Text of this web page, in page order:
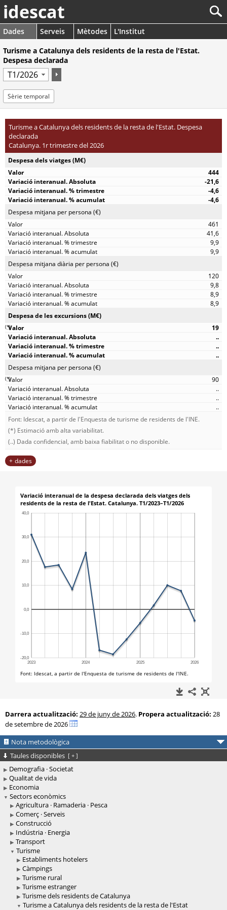
idescat
Dades Serveis Mètodes
L'Institut
Turisme a Catalunya dels residents de la resta de l'Estat.
Despesa declarada
Sèrie temporal
Turisme a Catalunya dels residents de la resta de l'Estat. Despesa
declarada
Catalunya. 1r trimestre del 2026
Despesa dels viatges (M€)
444
-21,6
-4,6
-4,6
Despesa mitjana per persona (€)
461
41,6
9,9
9,9
Despesa mitjana diària per persona (€)
120
9,8
8,9
8,9
Despesa de les excursions (M€)
19
(*)
..
..
..
Despesa mitjana per persona (€)
90
(*)
..
..
..
Font: Idescat, a partir de l'Enquesta de turisme de residents de l'INE.
(*) Estimació amb alta variabilitat.
(..) Dada confidencial, amb baixa fiabilitat o no disponible.
dades
Darrera actualització: 29 de juny de 2026. Propera actualització: 28
de setembre de 2026
Nota metodològica
Taules disponibles [ + ]
Demografia · Societat
Qualitat de vida
Economia
Sectors econòmics
Agricultura · Ramaderia · Pesca
Comerç · Serveis
Construcció
Indústria · Energia
Transport
Turisme
Establiments hotelers
Càmpings
Turisme rural
Turisme estranger
Turisme dels residents de Catalunya
Turisme a Catalunya dels residents de la resta de l'Estat